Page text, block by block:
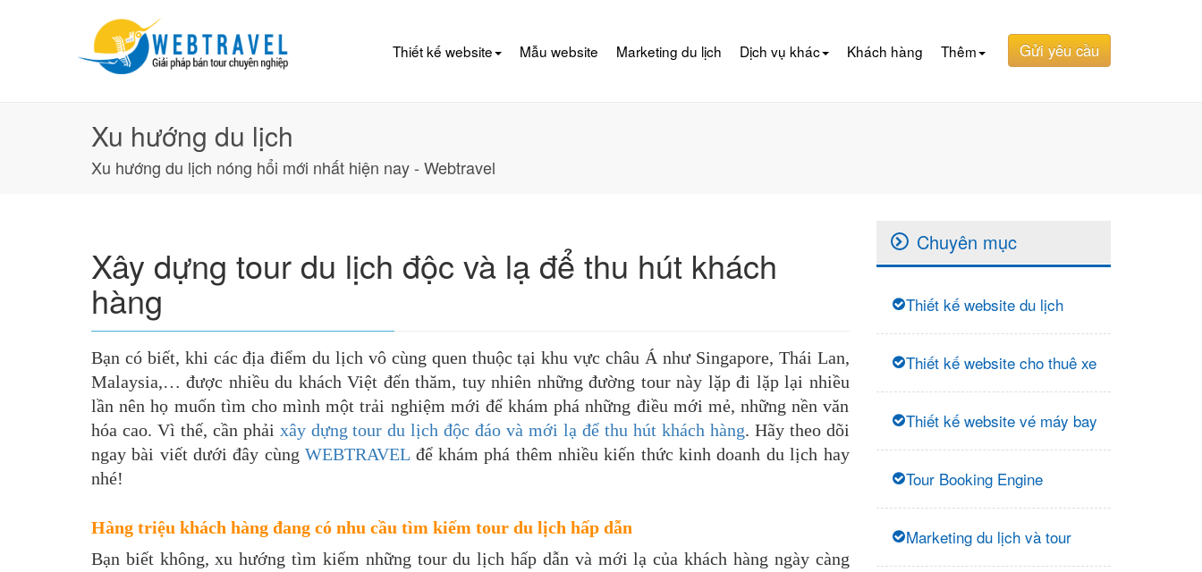
Gửi yêu cầu
Thiết kế website Mẫu website Marketing du lịch Dịch vụ khác Khách hàng Thêm
Xu hướng du lịch
Xu hướng du lịch nóng hổi mới nhất hiện nay - Webtravel
Xây dựng tour du lịch độc và lạ để thu hút khách
hàng
Bạn có biết, khi các địa điểm du lịch vô cùng quen thuộc tại khu vực châu Á như Singapore, Thái Lan,
Malaysia,… được nhiều du khách Việt đến thăm, tuy nhiên những đường tour này lặp đi lặp lại nhiều
lần nên họ muốn tìm cho mình một trải nghiệm mới để khám phá những điều mới mẻ, những nền văn
hóa cao. Vì thế, cần phải xây dựng tour du lịch độc đáo và mới lạ để thu hút khách hàng. Hãy theo dõi
ngay bài viết dưới đây cùngWEBTRAVEL để khám phá thêm nhiều kiến thức kinh doanh du lịch hay
nhé!
Hàng triệu khách hàng đang có nhu cầu tìm kiếm tour du lịch hấp dẫn
Bạn biết không, xu hướng tìm kiếm những tour du lịch hấp dẫn và mới lạ của khách hàng ngày càng
Chuyên mục
Thiết kế website du lịch
Thiết kế website cho thuê xe
Thiết kế website vé máy bay
Tour Booking Engine
Marketing du lịch và tour